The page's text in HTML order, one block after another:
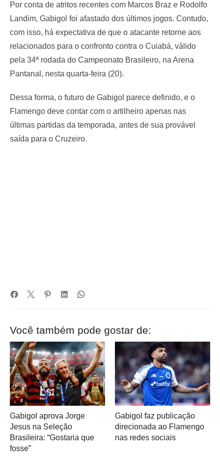
Por conta de atritos recentes com Marcos Braz e Rodolfo
Landim, Gabigol foi afastado dos últimos jogos. Contudo,
com isso, há expectativa de que o atacante retorne aos
relacionados para o confronto contra o Cuiabá, válido
pela 34ª rodada do Campeonato Brasileiro, na Arena
Pantanal, nesta quarta-feira (20).
Dessa forma, o futuro de Gabigol parece definido, e o
Flamengo deve contar com o artilheiro apenas nas
últimas partidas da temporada, antes de sua provável
saída para o Cruzeiro.
Você também pode gostar de:
Gabigol aprova Jorge
Jesus na Seleção
Brasileira: “Gostaria que
fosse”
Gabigol faz publicação
direcionada ao Flamengo
nas redes sociais